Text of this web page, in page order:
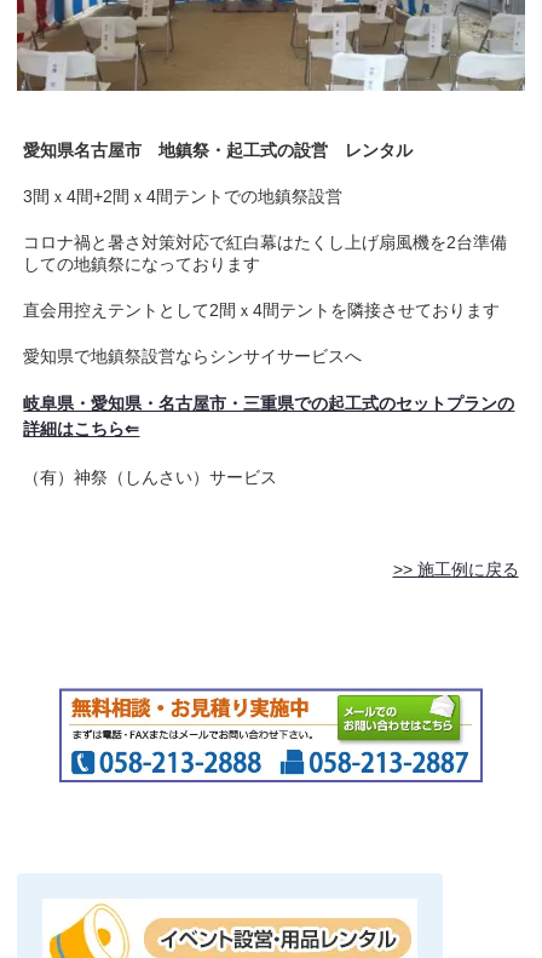
愛知県名古屋市地鎮祭・起工式の設営 レンタル
3間ｘ4間+2間ｘ4間テントでの地鎮祭設営
コロナ禍と暑さ対策対応で紅白幕はたくし上げ扇風機を2台準備
しての地鎮祭になっております
直会用控えテントとして2間ｘ4間テントを隣接させております
愛知県で地鎮祭設営ならシンサイサービスへ
岐阜県・愛知県・名古屋市・三重県での起工式のセットプランの
詳細はこちら⇐
（有）神祭（しんさい）サービス
>> 施工例に戻る